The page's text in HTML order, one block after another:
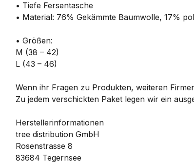
• Tiefe Fersentasche
• Material: 76% Gekämmte Baumwolle, 17%
• Größen:
M (38 – 42)
L (43 – 46)
Wenn ihr Fragen zu Produkten, weiteren
Zu jedem verschickten Paket legen wir ein
Herstellerinformationen
tree distribution GmbH
Rosenstrasse 8
83684 Tegernsee